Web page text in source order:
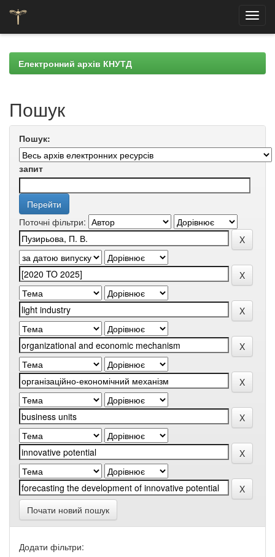
navigationЕлектронний архів КНУТД
Пошук
Пошук:
запит
Поточні фільтри:
Почати новий пошук
Додати фільтри: